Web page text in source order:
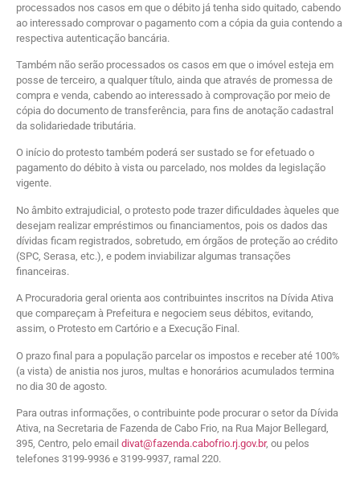
processados nos casos em que o débito já tenha sido quitado, cabendo
ao interessado comprovar o pagamento com a cópia da guia contendo a
respectiva autenticação bancária.
Também não serão processados os casos em que o imóvel esteja em
posse de terceiro, a qualquer título, ainda que através de promessa de
compra e venda, cabendo ao interessado à comprovação por meio de
cópia do documento de transferência, para fins de anotação cadastral
da solidariedade tributária.
O início do protesto também poderá ser sustado se for efetuado o
pagamento do débito à vista ou parcelado, nos moldes da legislação
vigente.
No âmbito extrajudicial, o protesto pode trazer dificuldades àqueles que
desejam realizar empréstimos ou financiamentos, pois os dados das
dívidas ficam registrados, sobretudo, em órgãos de proteção ao crédito
(SPC, Serasa, etc.), e podem inviabilizar algumas transações
financeiras.
A Procuradoria geral orienta aos contribuintes inscritos na Dívida Ativa
que compareçam à Prefeitura e negociem seus débitos, evitando,
assim, o Protesto em Cartório e a Execução Final.
O prazo final para a população parcelar os impostos e receber até 100%
(a vista) de anistia nos juros, multas e honorários acumulados termina
no dia 30 de agosto.
Para outras informações, o contribuinte pode procurar o setor da Dívida
Ativa, na Secretaria de Fazenda de Cabo Frio, na Rua Major Bellegard,
395, Centro, pelo email divat@fazenda.cabofrio.rj.gov.br, ou pelos
telefones 3199-9936 e 3199-9937, ramal 220.